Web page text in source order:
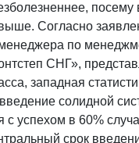
посему
Согласно
по
СНГ»,
западная
солидной
с успехом в 60%
срок